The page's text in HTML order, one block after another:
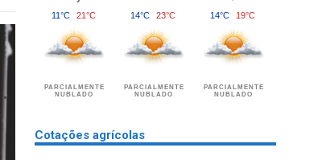
11°C 21°C
PARCIALMENTE
NUBLADO
14°C 23°C
PARCIALMENTE
NUBLADO
14°C 19°C
PARCIALMENTE
NUBLADO
Cotações agrícolas